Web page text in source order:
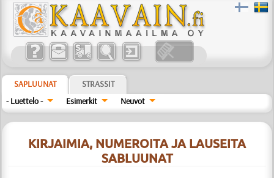
SAPLUUNAT
STRASSIT
- Luettelo -
Esimerkit Neuvot
KIRJAIMIA, NUMEROITA JA LAUSEITA
SABLUUNAT